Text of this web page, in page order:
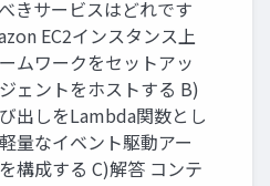
きサービスはどれです
EC2インスタンス上
ムワークをセットアッ
ェントをホストする B)
出しをLambda関数とし
量なイベント駆動アー
構成する C)解答 コンテ